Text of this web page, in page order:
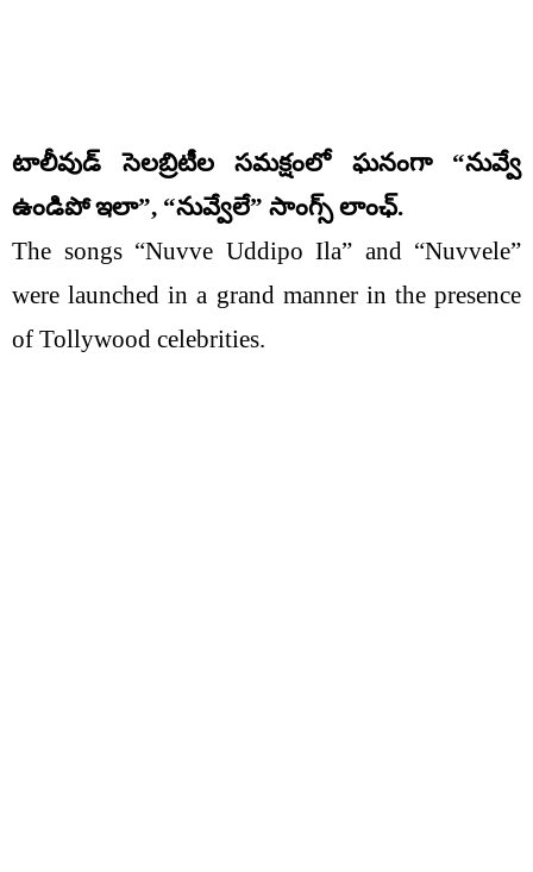
టాలీవుడ్ సెలబ్రిటీల సమక్షంలో ఘనంగా “నువ్వే
ఉండిపో ఇలా”, “నువ్వేలే” సాంగ్స్ లాంఛ్.
The songs “Nuvve Uddipo Ila” and “Nuvvele”
were launched in a grand manner in the presence
of Tollywood celebrities.